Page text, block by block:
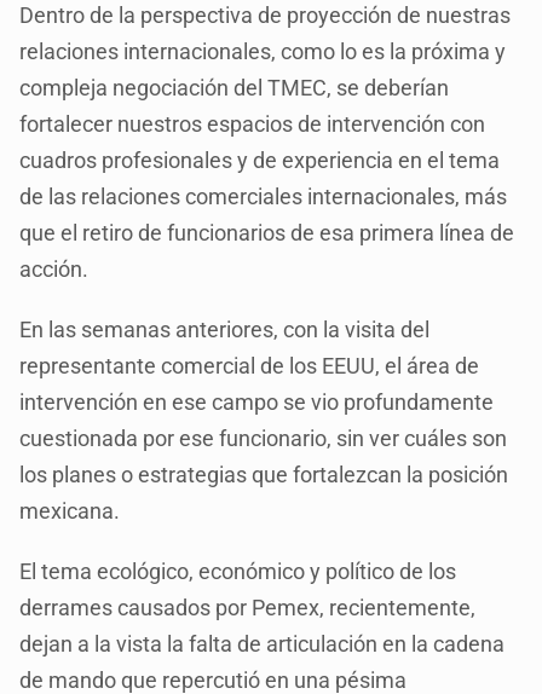
Dentro de la perspectiva de proyección de nuestras
relaciones internacionales, como lo es la próxima y
compleja negociación del TMEC, se deberían
fortalecer nuestros espacios de intervención con
cuadros profesionales y de experiencia en el tema
de las relaciones comerciales internacionales, más
que el retiro de funcionarios de esa primera línea de
acción.
En las semanas anteriores, con la visita del
representante comercial de los EEUU, el área de
intervención en ese campo se vio profundamente
cuestionada por ese funcionario, sin ver cuáles son
los planes o estrategias que fortalezcan la posición
mexicana.
El tema ecológico, económico y político de los
derrames causados por Pemex, recientemente,
dejan a la vista la falta de articulación en la cadena
de mando que repercutió en una pésima